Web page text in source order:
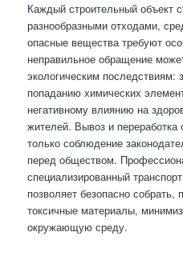
Каждый строительный объект
разнообразными отходами,
опасные вещества требуют
неправильное обращение
экологическим последствиям:
попаданию химических
негативному влиянию на
жителей. Вывоз и переработка
только соблюдение
перед обществом.
специализированный
позволяет безопасно собрать,
токсичные материалы,
окружающую среду.